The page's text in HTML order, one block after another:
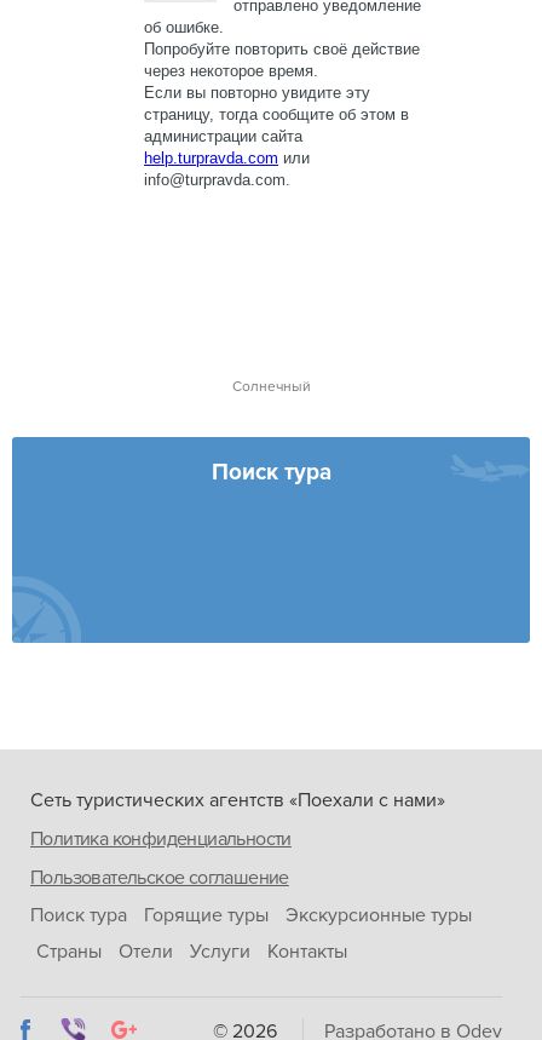
Солнечный
Поиск тура
Сеть туристических агентств «Поехали с нами»
Политика конфиденциальности
Пользовательское соглашение
Поиск тура
Горящие туры
Экскурсионные туры
Страны
Отели Услуги Контакты
© 2026 Разработано в Odev